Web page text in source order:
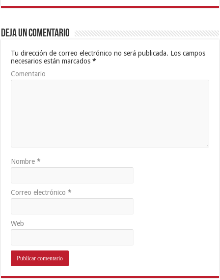
Deja un comentario
Tu dirección de correo electrónico no será publicada. Los campos
necesarios están marcados*
Comentario
Nombre*
Correo electrónico*
Web